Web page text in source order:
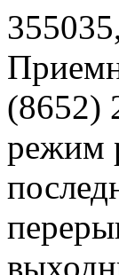
(8652)
режим